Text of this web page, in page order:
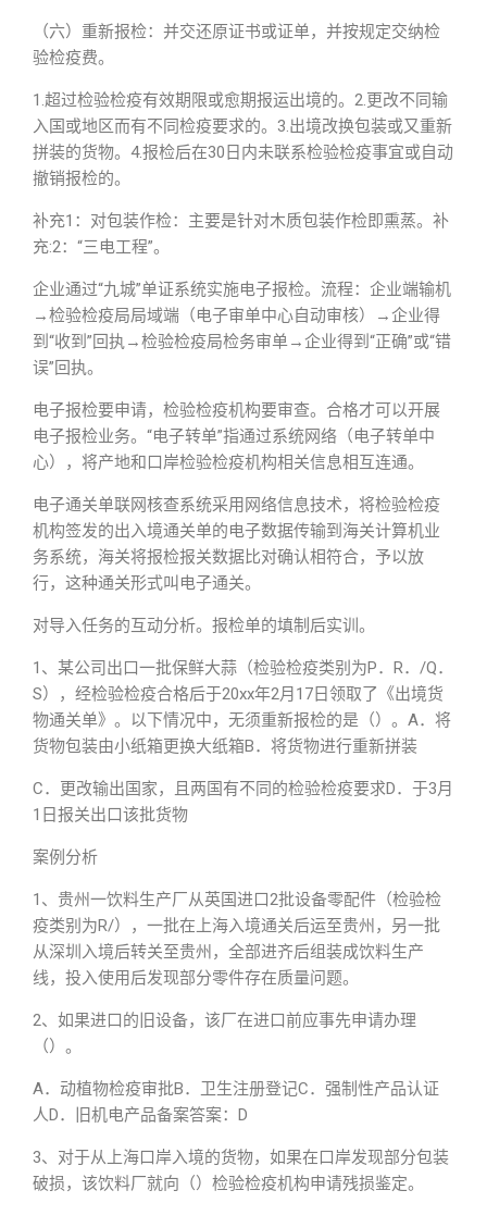
（六）重新报检：并交还原证书或证单，并按规定交纳检
验检疫费。
1.超过检验检疫有效期限或愈期报运出境的。2.更改不同输
入国或地区而有不同检疫要求的。3.出境改换包装或又重新
拼装的货物。4.报检后在30日内未联系检验检疫事宜或自动
撤销报检的。
补充1：对包装作检：主要是针对木质包装作检即熏蒸。补
充:2：“三电工程”。
企业通过“九城”单证系统实施电子报检。流程：企业端输机
→检验检疫局局域端（电子审单中心自动审核）→企业得
到“收到”回执→检验检疫局检务审单→企业得到“正确”或“错
误”回执。
电子报检要申请，检验检疫机构要审查。合格才可以开展
电子报检业务。“电子转单”指通过系统网络（电子转单中
心），将产地和口岸检验检疫机构相关信息相互连通。
电子通关单联网核查系统采用网络信息技术，将检验检疫
机构签发的出入境通关单的电子数据传输到海关计算机业
务系统，海关将报检报关数据比对确认相符合，予以放
行，这种通关形式叫电子通关。
对导入任务的互动分析。报检单的填制后实训。
1、某公司出口一批保鲜大蒜（检验检疫类别为P．R．/Q．
S），经检验检疫合格后于20xx年2月17日领取了《出境货
物通关单》。以下情况中，无须重新报检的是（）。A．将
货物包装由小纸箱更换大纸箱B．将货物进行重新拼装
C．更改输出国家，且两国有不同的检验检疫要求D．于3月
1日报关出口该批货物
案例分析
1、贵州一饮料生产厂从英国进口2批设备零配件（检验检
疫类别为R/），一批在上海入境通关后运至贵州，另一批
从深圳入境后转关至贵州，全部进齐后组装成饮料生产
线，投入使用后发现部分零件存在质量问题。
2、如果进口的旧设备，该厂在进口前应事先申请办理
（）。
A．动植物检疫审批B．卫生注册登记C．强制性产品认证
人D．旧机电产品备案答案：D
3、对于从上海口岸入境的货物，如果在口岸发现部分包装
破损，该饮料厂就向（）检验检疫机构申请残损鉴定。